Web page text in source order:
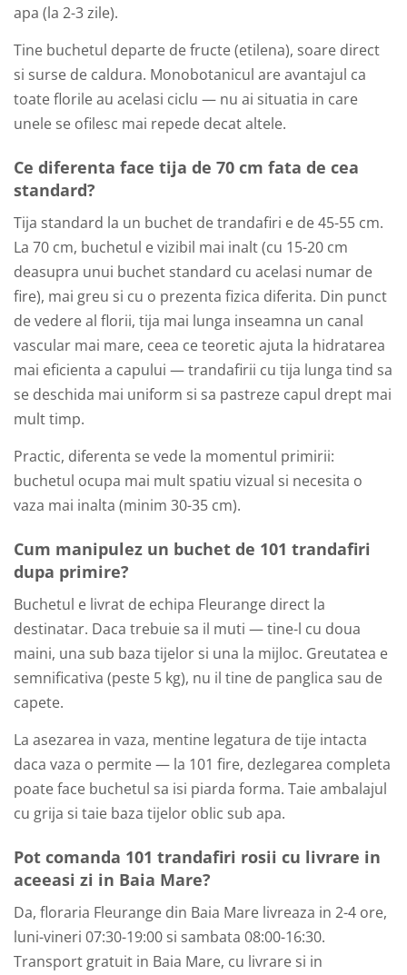
apa (la 2-3 zile).
Tine buchetul departe de fructe (etilena), soare direct
si surse de caldura. Monobotanicul are avantajul ca
toate florile au acelasi ciclu — nu ai situatia in care
unele se ofilesc mai repede decat altele.
Ce diferenta face tija de 70 cm fata de cea
standard?
Tija standard la un buchet de trandafiri e de 45-55 cm.
La 70 cm, buchetul e vizibil mai inalt (cu 15-20 cm
deasupra unui buchet standard cu acelasi numar de
fire), mai greu si cu o prezenta fizica diferita. Din punct
de vedere al florii, tija mai lunga inseamna un canal
vascular mai mare, ceea ce teoretic ajuta la hidratarea
mai eficienta a capului — trandafirii cu tija lunga tind sa
se deschida mai uniform si sa pastreze capul drept mai
mult timp.
Practic, diferenta se vede la momentul primirii:
buchetul ocupa mai mult spatiu vizual si necesita o
vaza mai inalta (minim 30-35 cm).
Cum manipulez un buchet de 101 trandafiri
dupa primire?
Buchetul e livrat de echipa Fleurange direct la
destinatar. Daca trebuie sa il muti — tine-l cu doua
maini, una sub baza tijelor si una la mijloc. Greutatea e
semnificativa (peste 5 kg), nu il tine de panglica sau de
capete.
La asezarea in vaza, mentine legatura de tije intacta
daca vaza o permite — la 101 fire, dezlegarea completa
poate face buchetul sa isi piarda forma. Taie ambalajul
cu grija si taie baza tijelor oblic sub apa.
Pot comanda 101 trandafiri rosii cu livrare in
aceeasi zi in Baia Mare?
Da, floraria Fleurange din Baia Mare livreaza in 2-4 ore,
luni-vineri 07:30-19:00 si sambata 08:00-16:30.
Transport gratuit in Baia Mare, cu livrare si in